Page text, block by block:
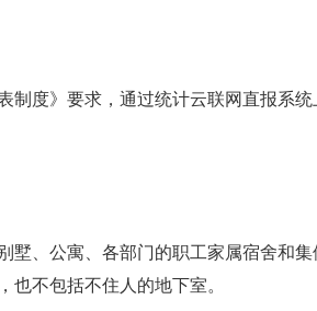
制度》要求，通过统计云联网直报系
、公寓、各部门的职工家属宿舍和
不包括不住人的地下室。